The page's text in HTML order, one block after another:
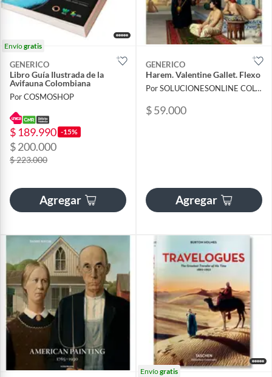
Envíogratis
GENERICO
Libro Guía Ilustrada de la
Avifauna Colombiana
Por COSMOSHOP
$ 189.990 -15%
$ 200.000
$ 223.000
Agregar
GENERICO
Harem. Valentine Gallet. Flexo
Por SOLUCIONESONLINE COLOMBIA SAS
$ 59.000
Agregar
Envíogratis